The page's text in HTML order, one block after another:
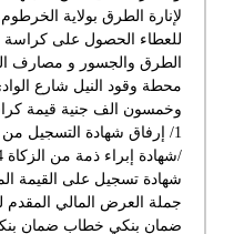
لإنارة الطرق بولاية
للعطاء الحصول على كراسة
وخمسون الف جنية قيمة
جملة العرض المالي
ضمان بنكي خطاب ضمان